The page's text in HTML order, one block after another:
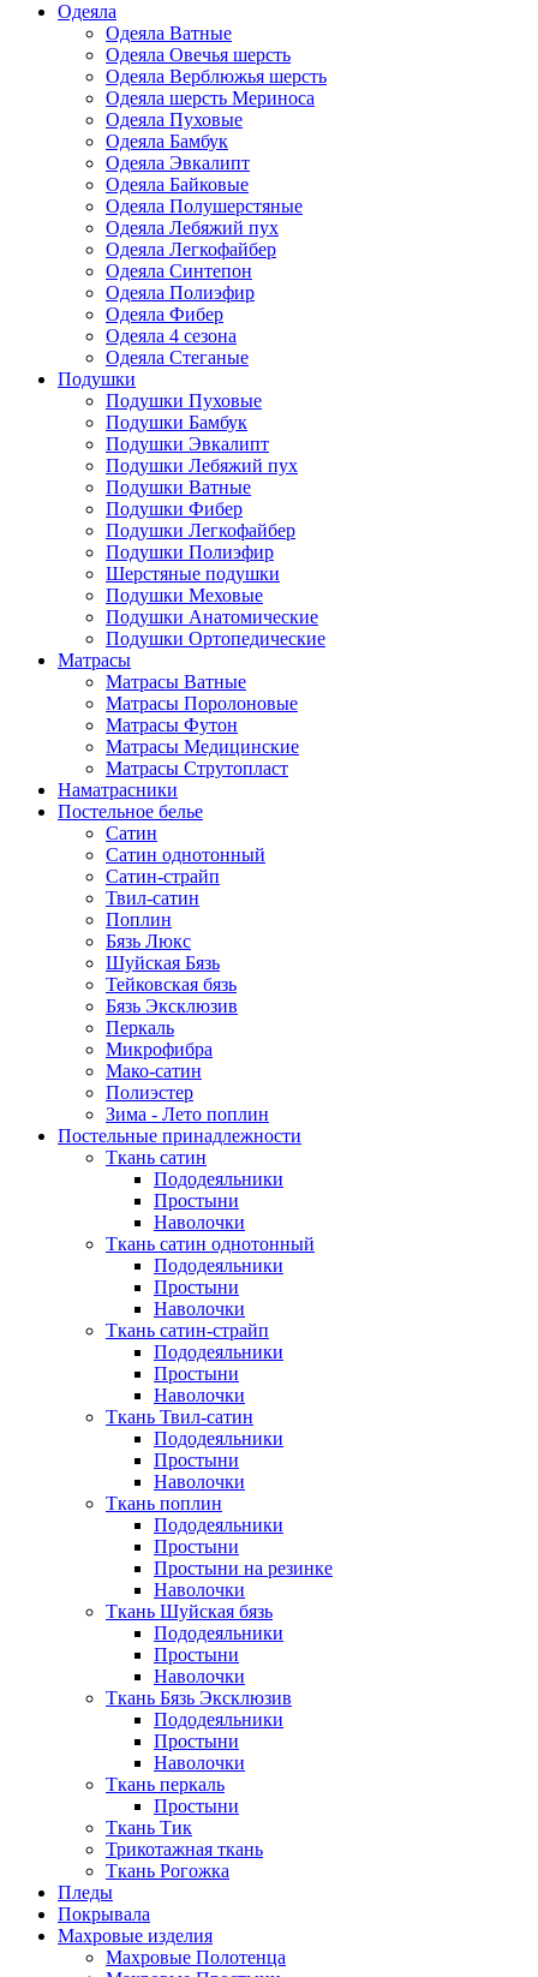
Одеяла
Одеяла Ватные
Одеяла Овечья шерсть
Одеяла Верблюжья шерсть
Одеяла шерсть Мериноса
Одеяла Пуховые
Одеяла Бамбук
Одеяла Эвкалипт
Одеяла Байковые
Одеяла Полушерстяные
Одеяла Лебяжий пух
Одеяла Легкофайбер
Одеяла Синтепон
Одеяла Полиэфир
Одеяла Фибер
Одеяла 4 сезона
Одеяла Стеганые
Подушки
Подушки Пуховые
Подушки Бамбук
Подушки Эвкалипт
Подушки Лебяжий пух
Подушки Ватные
Подушки Фибер
Подушки Легкофайбер
Подушки Полиэфир
Шерстяные подушки
Подушки Меховые
Подушки Анатомические
Подушки Ортопедические
Матрасы
Матрасы Ватные
Матрасы Поролоновые
Матрасы Футон
Матрасы Медицинские
Матрасы Струтопласт
Наматрасники
Постельное белье
Сатин
Сатин однотонный
Сатин-страйп
Твил-сатин
Поплин
Бязь Люкс
Шуйская Бязь
Тейковская бязь
Бязь Эксклюзив
Перкаль
Микрофибра
Мако-сатин
Полиэстер
Зима - Лето поплин
Постельные принадлежности
Ткань сатин
Пододеяльники
Простыни
Наволочки
Ткань сатин однотонный
Пододеяльники
Простыни
Наволочки
Ткань сатин-страйп
Пододеяльники
Простыни
Наволочки
Ткань Твил-сатин
Пододеяльники
Простыни
Наволочки
Ткань поплин
Пододеяльники
Простыни
Простыни на резинке
Наволочки
Ткань Шуйская бязь
Пододеяльники
Простыни
Наволочки
Ткань Бязь Эксклюзив
Пододеяльники
Простыни
Наволочки
Ткань перкаль
Простыни
Ткань Тик
Трикотажная ткань
Ткань Рогожка
Пледы
Покрывала
Махровые изделия
Махровые Полотенца